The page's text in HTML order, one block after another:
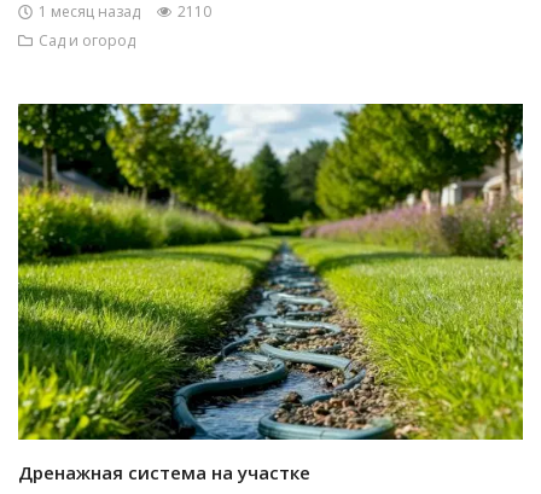
1 месяц назад
2110
Сад и огород
Дренажная система на участке